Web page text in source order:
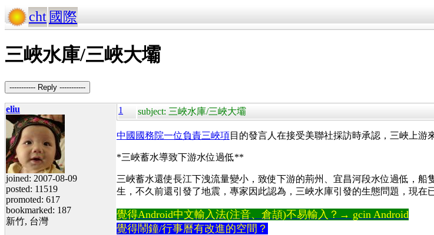
cht 國際
三峽水庫/三峽大壩
----------- Reply -----------
eliu
joined: 2007-08-09
posted: 11519
promoted: 617
bookmarked: 187
新竹, 台灣
1 subject: 三峽水庫/三峽大壩
中國國務院一位負責三峽項目的發言人在接受美聯社採訪時承認，三峽上游
*三峽蓄水導致下游水位過低**
三峽蓄水還使長江下洩流量變小，致使下游的荊州、宜昌河段水位過低，
生，不久前還引發了地震，專家因此認為，三峽水庫引發的生態問題，現在
覺得Android中文輸入法(注音、倉頡)不易輸入？→ gcin Android
覺得鬧鐘/行事曆有改進的空間？